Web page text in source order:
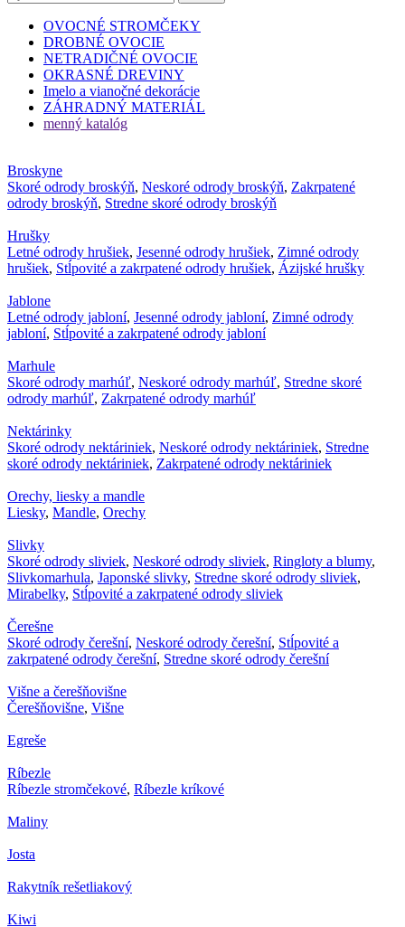
OVOCNÉ STROMČEKY
DROBNÉ OVOCIE
NETRADIČNÉ OVOCIE
OKRASNÉ DREVINY
Imelo a vianočné dekorácie
ZÁHRADNÝ MATERIÁL
menný katalóg
Broskyne
Skoré odrody broskýň, Neskoré odrody broskýň, Zakrpatené
odrody broskýň, Stredne skoré odrody broskýň
Hrušky
Letné odrody hrušiek, Jesenné odrody hrušiek, Zimné odrody
hrušiek, Stĺpovité a zakrpatené odrody hrušiek, Ázijské hrušky
Jablone
Letné odrody jabloní, Jesenné odrody jabloní, Zimné odrody
jabloní, Stĺpovité a zakrpatené odrody jabloní
Marhule
Skoré odrody marhúľ, Neskoré odrody marhúľ, Stredne skoré
odrody marhúľ, Zakrpatené odrody marhúľ
Nektárinky
Skoré odrody nektáriniek, Neskoré odrody nektáriniek, Stredne
skoré odrody nektáriniek, Zakrpatené odrody nektáriniek
Orechy, liesky a mandle
Liesky, Mandle, Orechy
Slivky
Skoré odrody sliviek, Neskoré odrody sliviek, Ringloty a blumy,
Slivkomarhula, Japonské slivky, Stredne skoré odrody sliviek,
Mirabelky, Stĺpovité a zakrpatené odrody sliviek
Čerešne
Skoré odrody čerešní, Neskoré odrody čerešní, Stĺpovité a
zakrpatené odrody čerešní, Stredne skoré odrody čerešní
Višne a čerešňovišne
Čerešňovišne, Višne
Egreše
Ríbezle
Ríbezle stromčekové, Ríbezle kríkové
Maliny
Josta
Rakytník rešetliakový
Kiwi